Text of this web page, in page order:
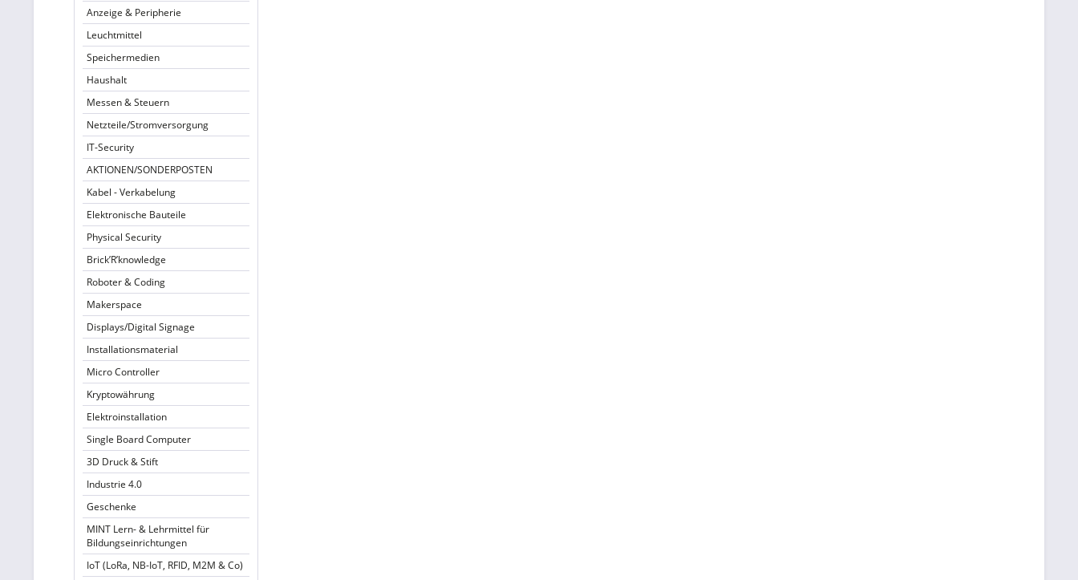
Anzeige & Peripherie
Leuchtmittel
Speichermedien
Haushalt
Messen & Steuern
Netzteile/Stromversorgung
IT-Security
AKTIONEN/SONDERPOSTEN
Kabel - Verkabelung
Elektronische Bauteile
Physical Security
Brick’R’knowledge
Roboter & Coding
Makerspace
Displays/Digital Signage
Installationsmaterial
Micro Controller
Kryptowährung
Elektroinstallation
Single Board Computer
3D Druck & Stift
Industrie 4.0
Geschenke
MINT Lern- & Lehrmittel für
Bildungseinrichtungen
IoT (LoRa, NB-IoT, RFID, M2M & Co)